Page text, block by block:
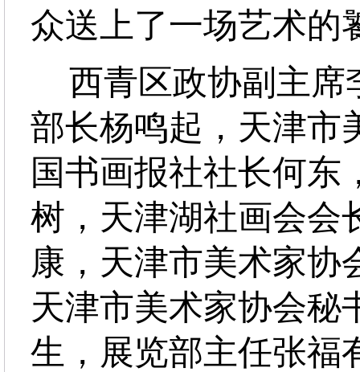
众送上了一场艺术的
西青区政协副主席
部长杨鸣起，天津市
国书画报社社长何东
树，天津湖社画会会
康，天津市美术家协
天津市美术家协会秘
生，展览部主任张福